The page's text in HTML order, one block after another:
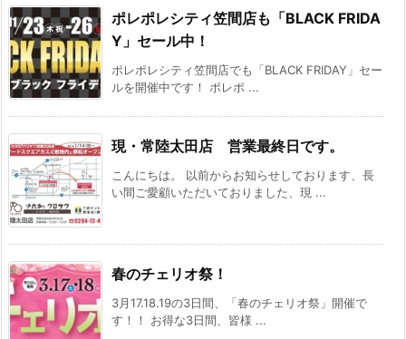
ポレポレシティ笠間店も「BLACK FRIDA
Y」セール中！
ポレポレシティ笠間店でも「BLACK FRIDAY」セー
ルを開催中です！ ポレポ ...
現・常陸太田店 営業最終日です。
こんにちは。 以前からお知らせしております、長
い間ご愛顧いただいておりました、現 ...
春のチェリオ祭！
3月17.18.19の3日間、「春のチェリオ祭」開催で
す！！ お得な3日間、皆様 ...